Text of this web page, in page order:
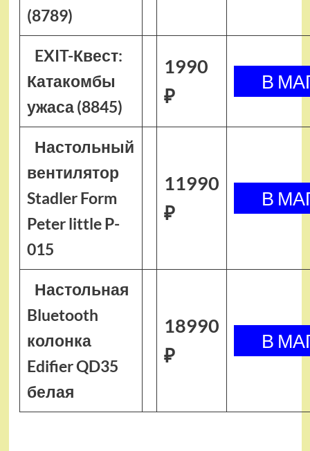
(8789)
EXIT-Квест:
Катакомбы
ужаса (8845)
1990
₽
Настольный
вентилятор
Stadler Form
Peter little P-
015
11990
₽
Настольная
Bluetooth
колонка
Edifier QD35
белая
18990
₽